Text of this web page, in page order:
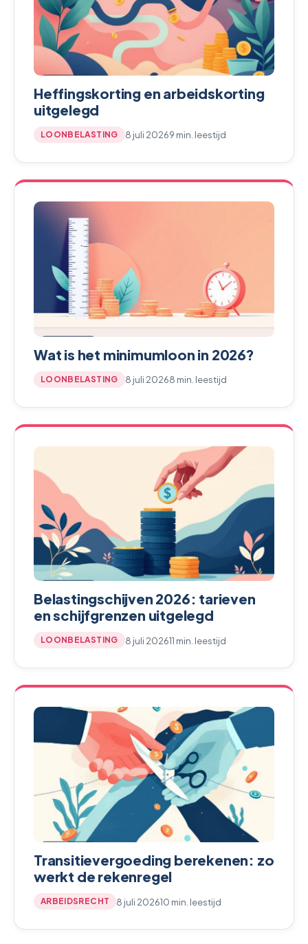
Heffingskorting en arbeidskorting
uitgelegd
LOONBELASTING 8 juli 20269 min. leestijd
Wat is het minimumloon in 2026?
LOONBELASTING 8 juli 20268 min. leestijd
Belastingschijven 2026: tarieven
en schijfgrenzen uitgelegd
LOONBELASTING 8 juli 202611 min. leestijd
Transitievergoeding berekenen: zo
werkt de rekenregel
ARBEIDSRECHT 8 juli 202610 min. leestijd